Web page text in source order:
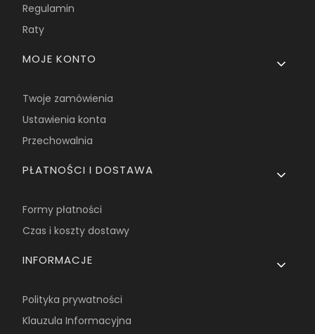
Regulamin
Raty
MOJE KONTO
Twoje zamówienia
Ustawienia konta
Przechowalnia
PŁATNOŚCI I DOSTAWA
Formy płatności
Czas i koszty dostawy
INFORMACJE
Polityka prywatności
Klauzula Informacyjna